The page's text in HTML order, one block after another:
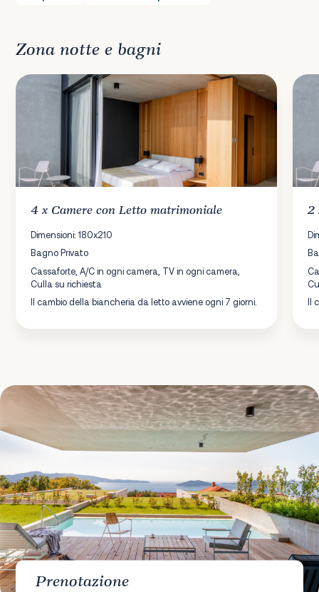
Zona notte e bagni
4 x Camere con Letto matrimoniale
Dimensioni: 180x210
Bagno Privato
Cassaforte, A/C in ogni camera, TV in ogni camera,
Culla su richiesta
Il cambio della biancheria da letto avviene ogni 7 giorni.
2
Il
Prenotazione